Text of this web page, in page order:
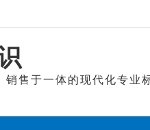
销售于一体的现代化专业